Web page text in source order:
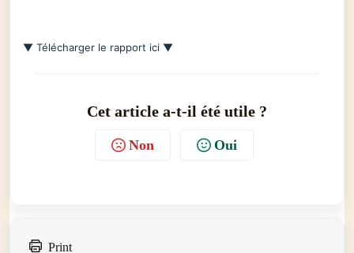
▼ Télécharger le rapport ici ▼
Cet article a-t-il été utile ?
Non Oui
Print